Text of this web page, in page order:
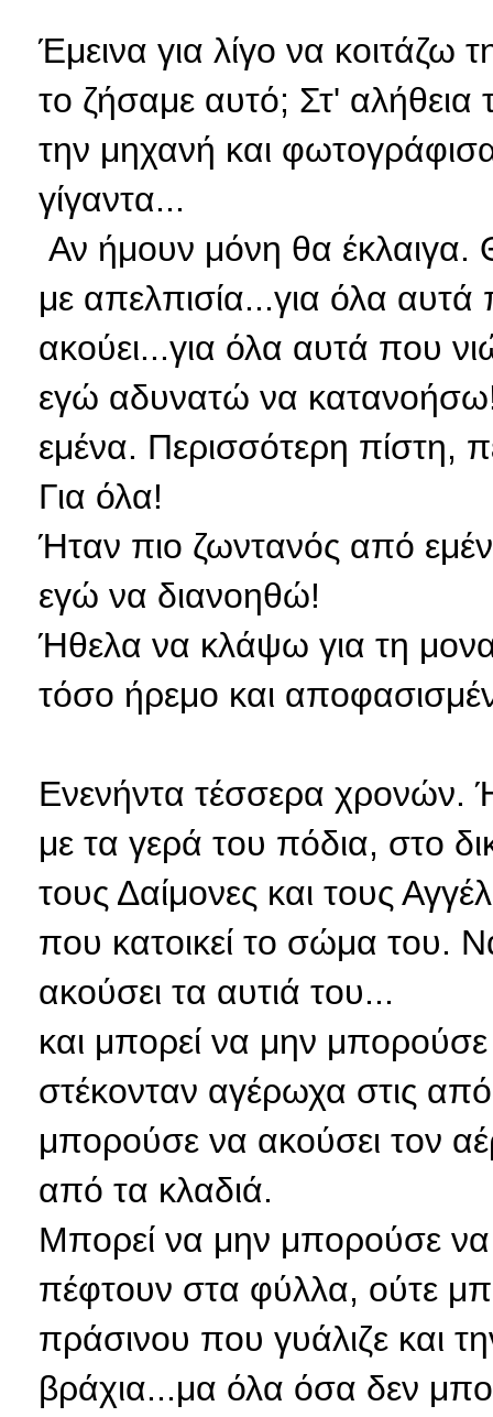
Έμεινα για λίγο να
το ζήσαμε αυτό; Στ'
την μηχανή και
γίγαντα...
Αν ήμουν μόνη θα έκλαιγα.
με απελπισία...για όλα
ακούει...για όλα αυτά που
εγώ αδυνατώ να
εμένα. Περισσότερη πίστη,
Για όλα!
Ήταν πιο ζωντανός από
εγώ να διανοηθώ!
Ήθελα να κλάψω για τη
τόσο ήρεμο και
Ενενήντα τέσσερα χρονών.
με τα γερά του πόδια, στο
τους Δαίμονες και τους
που κατοικεί το σώμα του.
ακούσει τα αυτιά του...
και μπορεί να μην
στέκονταν αγέρωχα στις
μπορούσε να ακούσει τον
από τα κλαδιά.
Μπορεί να μην μπορούσε να
πέφτουν στα φύλλα, ούτε
πράσινου που γυάλιζε και
βράχια...μα όλα όσα δεν